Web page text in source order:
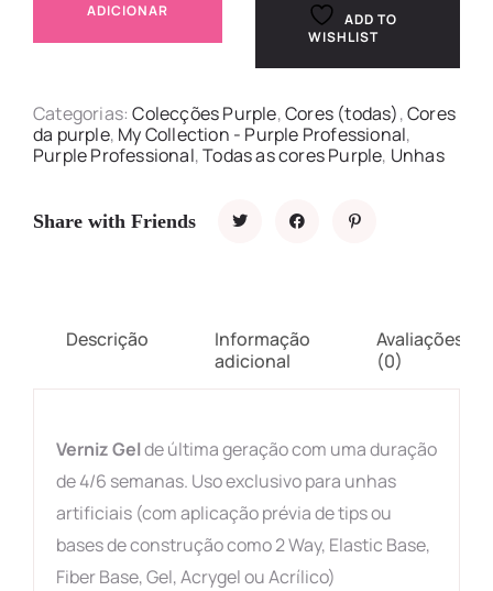
ADICIONAR
ADD TO
WISHLIST
Categorias:Colecções Purple,Cores (todas),Cores
da purple, My Collection - Purple Professional,
Purple Professional,Todas as cores Purple, Unhas
Share with Friends
Descrição
Informação
adicional
Avaliações
(0)
Verniz Gelde última geração com uma duração
de 4/6 semanas. Uso exclusivo para unhas
artificiais (com aplicação prévia de tips ou
bases de construção como 2 Way, Elastic Base,
Fiber Base, Gel, Acrygel ou Acrílico)